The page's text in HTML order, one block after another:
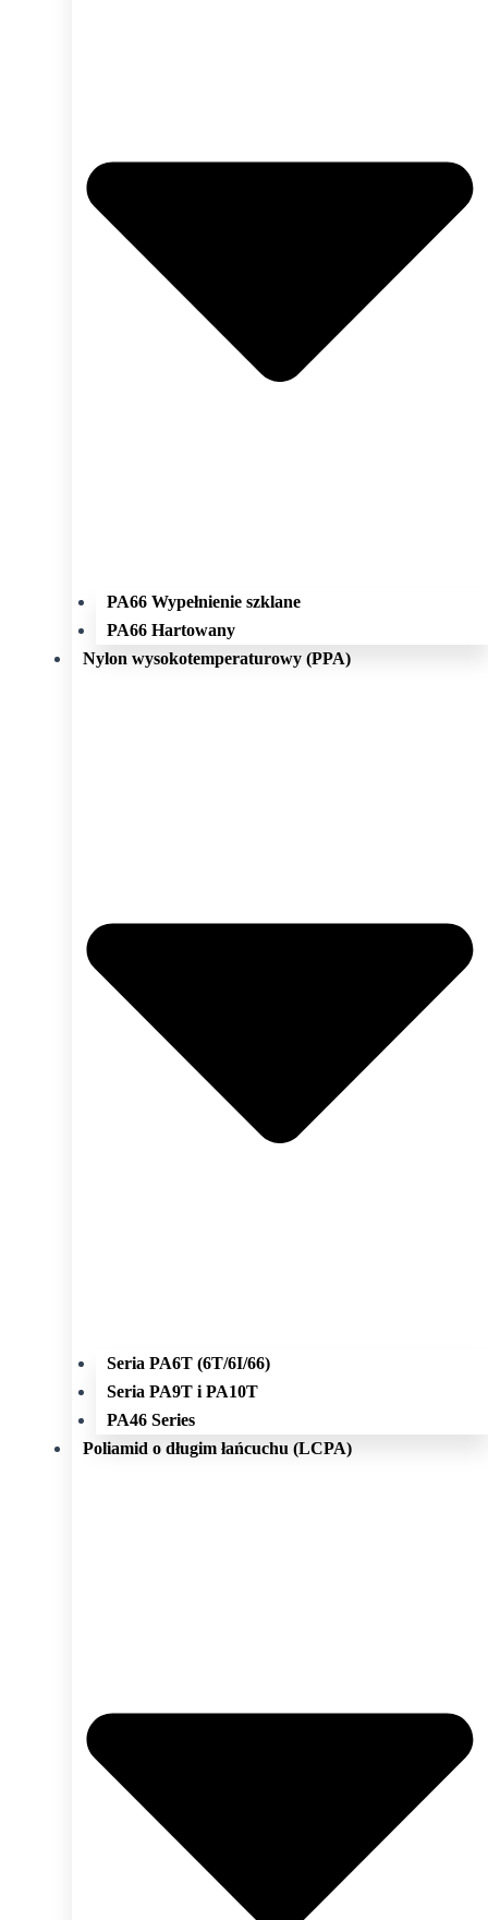
PA66 Wypełnienie szklane
PA66 Hartowany
Nylon wysokotemperaturowy (PPA)
Seria PA6T (6T/6I/66)
Seria PA9T i PA10T
PA46 Series
Poliamid o długim łańcuchu (LCPA)